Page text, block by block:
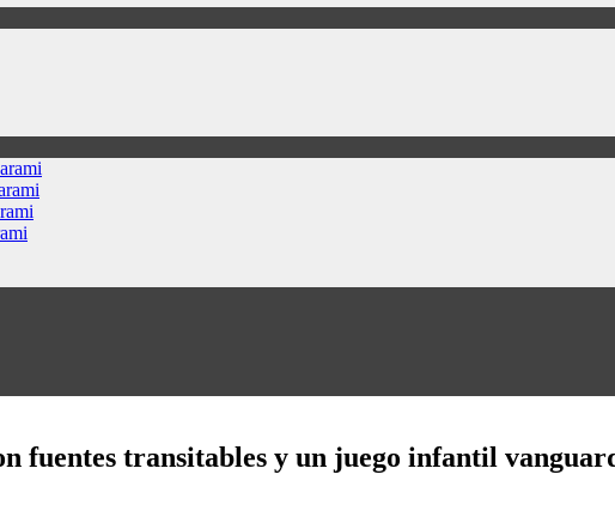
fuentes transitables y un juego infantil